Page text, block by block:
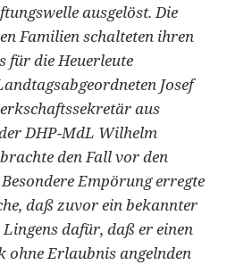
ausgelöst. Die
Familien schalteten ihren
für die Heuerleute
Josef
aus
DHP-MdL Wilhelm
den Fall vor den
Empörung erregte
daß zuvor ein bekannter
dafür, daß er einen
ohne Erlaubnis angelnden